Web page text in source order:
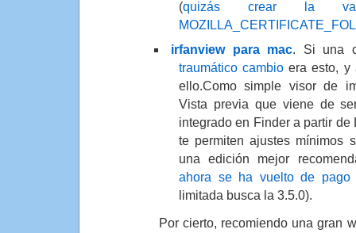
(quizás crear la
irfanview para mac. Si una
traumático cambio era esto, y
ello.Como simple visor de
Vista previa que viene de
integrado en Finder a partir
te permiten ajustes mínimos
una edición mejor
ahora se ha vuelto de pago
limitada busca la 3.5.0).
Por cierto, recomiendo una gran